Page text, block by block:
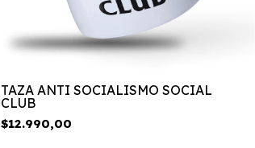
TAZA ANTI SOCIALISMO SOCIAL
CLUB
$12.990,00